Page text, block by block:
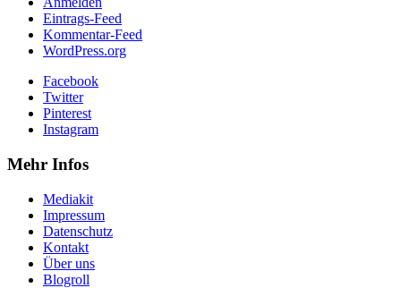
Eintrags-Feed
Kommentar-Feed
WordPress.org
Facebook
Twitter
Pinterest
Instagram
Mehr Infos
Mediakit
Impressum
Datenschutz
Kontakt
Über uns
Blogroll